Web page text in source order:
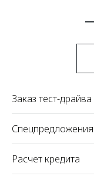
Заказ тест-драйва
Спецпредложения
Расчет кредита